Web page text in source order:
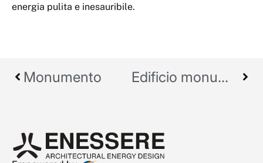
energia pulita e inesauribile.
Monumento Edificio monumentale